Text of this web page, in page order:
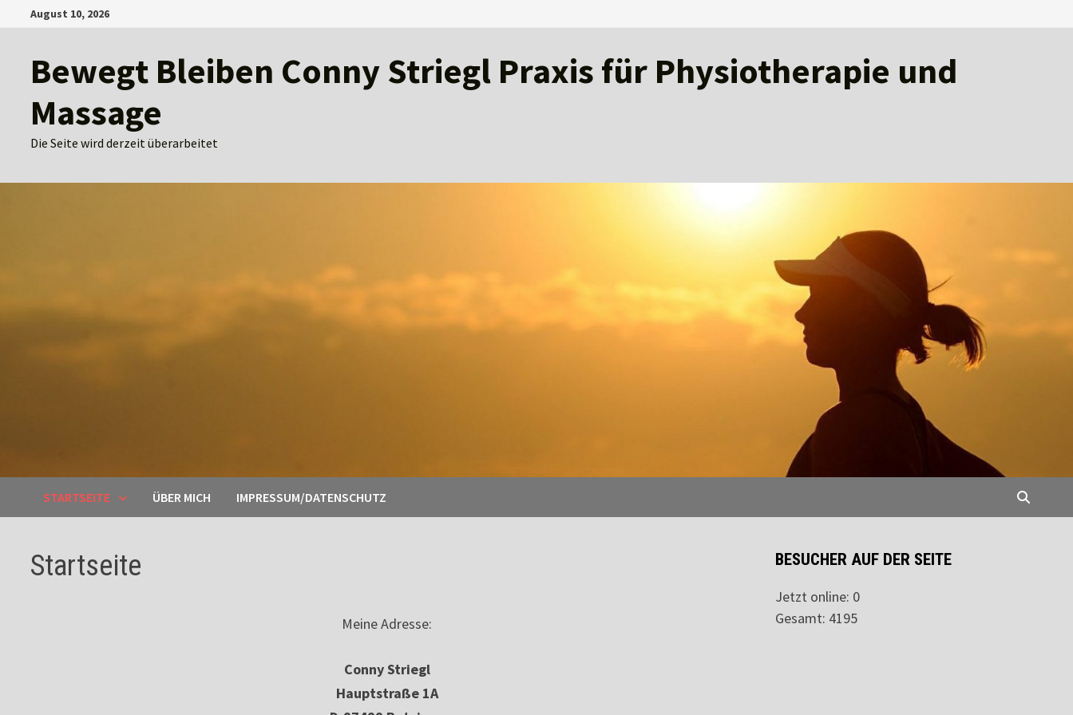
Inhalt
August 10, 2026
Bewegt Bleiben Conny Striegl Praxis für Physiotherapie und
Massage
Die Seite wird derzeit überarbeitet
STARTSEITE ÜBER MICH IMPRESSUM/DATENSCHUTZ
Startseite
Meine Adresse:
Conny Striegl
Hauptstraße 1A
BESUCHER AUF DER SEITE
Jetzt online: 0
Gesamt: 4195